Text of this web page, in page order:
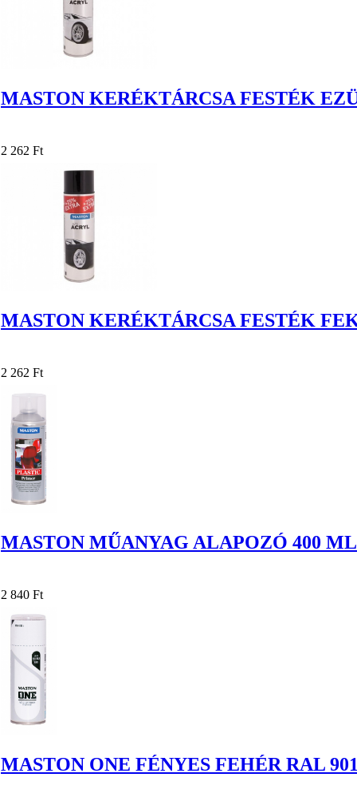
MASTON KERÉKTÁRCSA FESTÉK
2 262 Ft
MASTON KERÉKTÁRCSA FESTÉK
2 262 Ft
MASTON MŰANYAG ALAPOZÓ 400 ML
2 840 Ft
MASTON ONE FÉNYES FEHÉR RAL